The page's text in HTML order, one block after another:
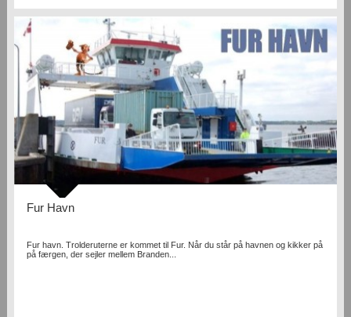
Fur Havn
Fur havn. Trolderuterne er kommet til Fur. Når du står på havnen og kikker på
på færgen, der sejler mellem Branden...